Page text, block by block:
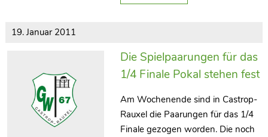
19. Januar 2011
Die Spielpaarungen für das
1/4 Finale Pokal stehen fest
Am Wochenende sind in Castrop-
Rauxel die Paarungen für das 1/4
Finale gezogen worden. Die noch